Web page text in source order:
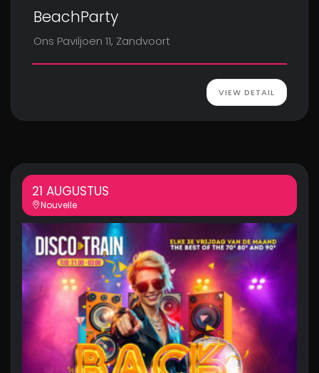
BeachParty
Ons Paviljoen 11, Zandvoort
VIEW DETAIL
21 AUGUSTUS
Nouvelle